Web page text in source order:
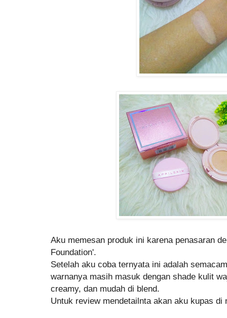
Aku memesan produk ini karena penasaran
Foundation'.
Setelah aku coba ternyata ini adalah
warnanya masih masuk dengan shade kulit
creamy, dan mudah di blend.
Untuk review mendetailnta akan aku kupas di